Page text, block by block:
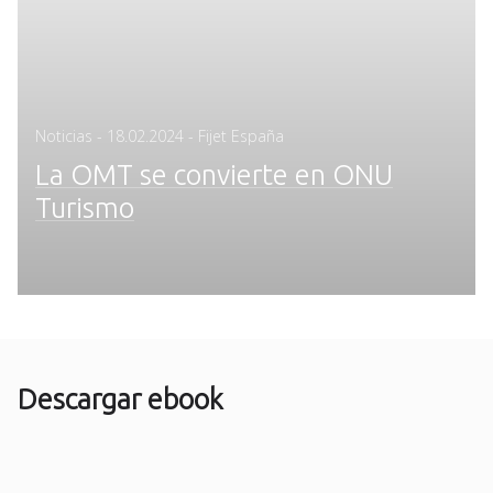
Noticias - Posted
18.02.2024 - Fijet España
La OMT se convierte en ONU
Turismo
Descargar ebook